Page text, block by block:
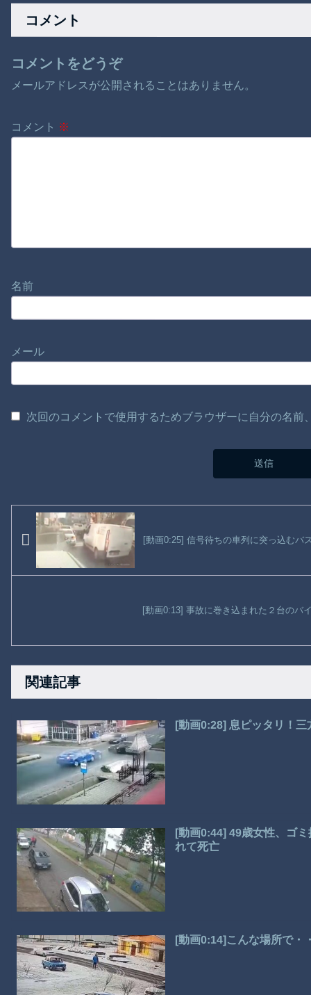
執〔深層探訪〕 チ！全員大歓喜ｗ
コメント
コメントをどうぞ
メールアドレスが公開されることはありません。
コメント ※
名前
メール
次回のコメントで使用するためブラウザーに自分の名
[動画0:25] 信号待ちの車列に突っ込むバ
[動画0:13] 事故に巻き込まれた２台のバ
関連記事
[動画0:28] 息ピッタリ！三
[動画0:44] 49歳女性、ゴ
れて死亡
[動画0:14]こんな場所で・